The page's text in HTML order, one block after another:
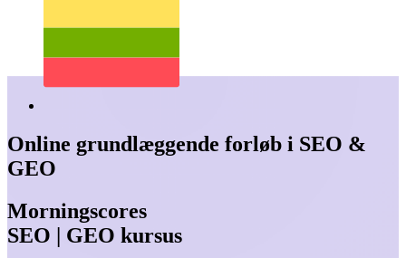
Online grundlæggende forløb i SEO &
GEO
Morningscores
SEO | GEO kursus